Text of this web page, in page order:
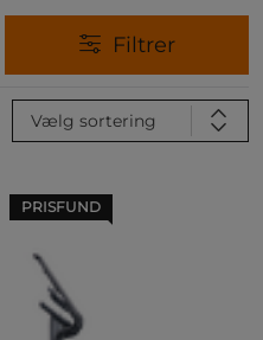
Filtrer
Vælg sortering
PRISFUND